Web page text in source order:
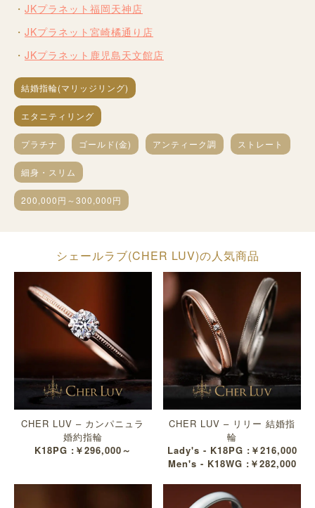
JKプラネット福岡天神店
JKプラネット宮崎橘通り店
JKプラネット鹿児島天文館店
結婚指輪(マリッジリング)
エタニティリング
プラチナ ゴールド(金) アンティーク調 ストレート
細身・スリム
200,000円～300,000円
シェールラブ(CHER LUV)の人気商品
CHER LUV – カンパニュラ
婚約指輪
K18PG :￥296,000～
CHER LUV – リリー 結婚指
輪
Lady's - K18PG :￥216,000
Men's - K18WG :￥282,000